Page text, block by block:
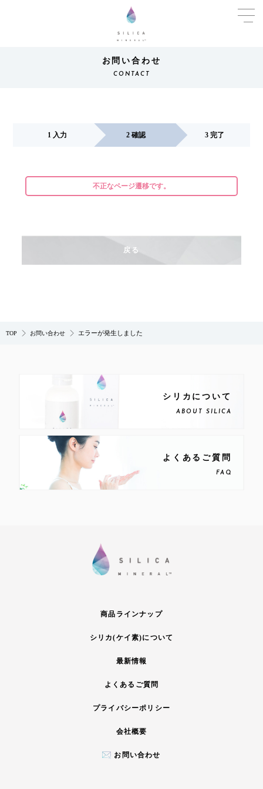
お問い合わせ
CONTACT
1 入力 2 確認 3 完了
不正なページ遷移です。
TOP お問い合わせ エラーが発生しました
シリカについて
ABOUT SILICA
よくあるご質問
FAQ
商品ラインナップ
シリカ(ケイ素)について
最新情報
よくあるご質問
プライバシーポリシー
会社概要
お問い合わせ